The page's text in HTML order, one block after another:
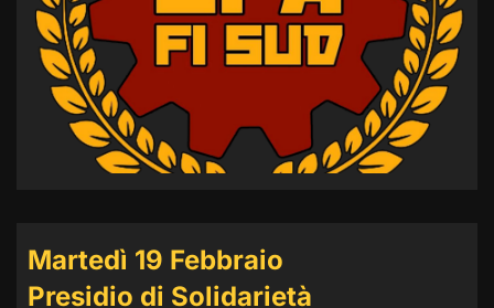
Martedì 19 Febbraio
Presidio di Solidarietà